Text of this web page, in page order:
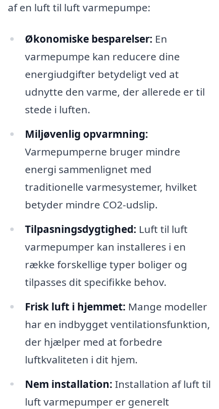
af en luft til luft varmepumpe:
Økonomiske besparelser: En
varmepumpe kan reducere dine
energiudgifter betydeligt ved at
udnytte den varme, der allerede er til
stede i luften.
Miljøvenlig opvarmning:
Varmepumperne bruger mindre
energi sammenlignet med
traditionelle varmesystemer, hvilket
betyder mindre CO2-udslip.
Tilpasningsdygtighed: Luft til luft
varmepumper kan installeres i en
række forskellige typer boliger og
tilpasses dit specifikke behov.
Frisk luft i hjemmet: Mange modeller
har en indbygget ventilationsfunktion,
der hjælper med at forbedre
luftkvaliteten i dit hjem.
Nem installation: Installation af luft til
luft varmepumper er generelt